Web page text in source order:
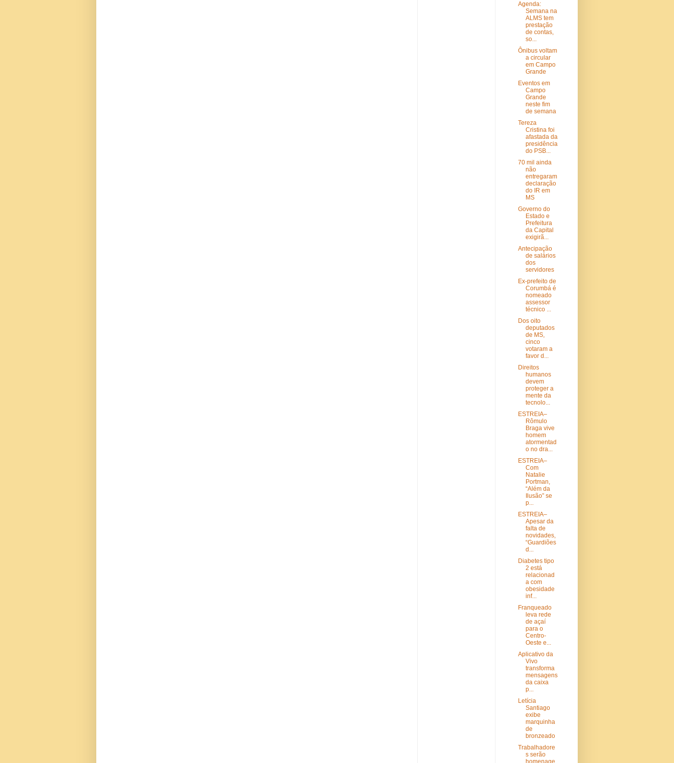
Agenda:
Semana na
ALMS tem
prestação
de contas,
so...
Ônibus voltam
a circular
em Campo
Grande
Eventos em
Campo
Grande
neste fim
de semana
Tereza
Cristina foi
afastada da
presidência
do PSB...
70 mil ainda
não
entregaram
declaração
do IR em
MS
Governo do
Estado e
Prefeitura
da Capital
exigirã...
Antecipação
de salários
dos
servidores
Ex-prefeito de
Corumbá é
nomeado
assessor
técnico ...
Dos oito
deputados
de MS,
cinco
votaram a
favor d...
Direitos
humanos
devem
proteger a
mente da
tecnolo...
ESTREIA–
Rômulo
Braga vive
homem
atormentad
o no dra...
ESTREIA–
Com
Natalie
Portman,
“Além da
Ilusão” se
p...
ESTREIA–
Apesar da
falta de
novidades,
“Guardiões
d...
Diabetes tipo
2 está
relacionad
a com
obesidade
inf...
Franqueado
leva rede
de açaí
para o
Centro-
Oeste e...
Aplicativo da
Vivo
transforma
mensagens
da caixa
p...
Letícia
Santiago
exibe
marquinha
de
bronzeado
Trabalhadore
s serão